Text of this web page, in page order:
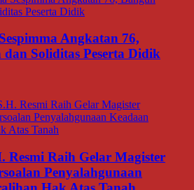
Angkatan 76,
Soliditas Peserta Didik
Resmi Raih Gelar Magister
Penyalahgunaan